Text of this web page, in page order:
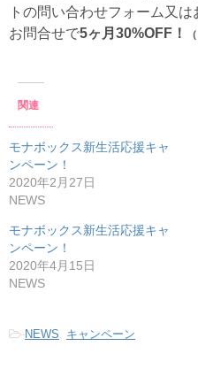
トの問い合わせフォーム又
お問合せで5ヶ月30%OFF！
関連
モナボックス新生活応援キャ
ンペーン！
2020年2月27日
NEWS
モナボックス新生活応援キャ
ンペーン！
2020年4月15日
NEWS
-NEWS, キャンペーン